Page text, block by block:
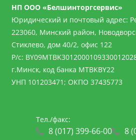
НП ООО «Белшинторгсервис»
Юридический и почтовый адрес:
223060, Минский район,
Стиклево, дом 40/2, офис 122
Р/с:
г.Минск, код банка MTBKBY22
УНП 101203471; ОКПО 37435773
Тел./факс:
8 (017) 399-66-00 8